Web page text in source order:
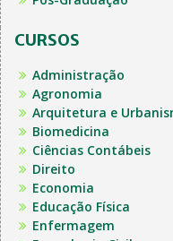
CURSOS
Administração
Agronomia
Arquitetura e
Biomedicina
Ciências Contábeis
Direito
Economia
Educação Física
Enfermagem